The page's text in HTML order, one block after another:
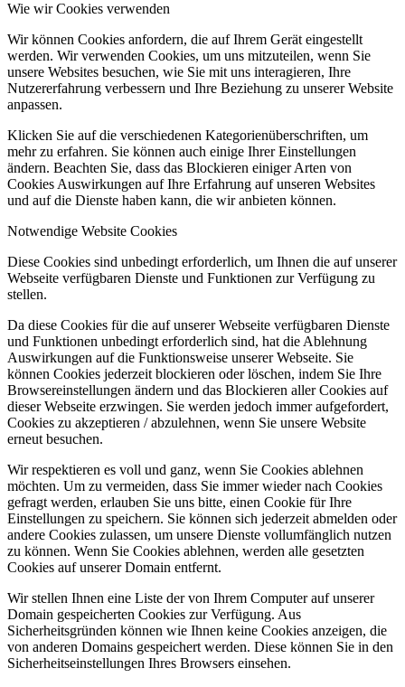
Wie wir Cookies verwenden
Wir können Cookies anfordern, die auf Ihrem Gerät eingestellt
werden. Wir verwenden Cookies, um uns mitzuteilen, wenn Sie
unsere Websites besuchen, wie Sie mit uns interagieren, Ihre
Nutzererfahrung verbessern und Ihre Beziehung zu unserer Website
anpassen.
Klicken Sie auf die verschiedenen Kategorienüberschriften, um
mehr zu erfahren. Sie können auch einige Ihrer Einstellungen
ändern. Beachten Sie, dass das Blockieren einiger Arten von
Cookies Auswirkungen auf Ihre Erfahrung auf unseren Websites
und auf die Dienste haben kann, die wir anbieten können.
Notwendige Website Cookies
Diese Cookies sind unbedingt erforderlich, um Ihnen die auf unserer
Webseite verfügbaren Dienste und Funktionen zur Verfügung zu
stellen.
Da diese Cookies für die auf unserer Webseite verfügbaren Dienste
und Funktionen unbedingt erforderlich sind, hat die Ablehnung
Auswirkungen auf die Funktionsweise unserer Webseite. Sie
können Cookies jederzeit blockieren oder löschen, indem Sie Ihre
Browsereinstellungen ändern und das Blockieren aller Cookies auf
dieser Webseite erzwingen. Sie werden jedoch immer aufgefordert,
Cookies zu akzeptieren / abzulehnen, wenn Sie unsere Website
erneut besuchen.
Wir respektieren es voll und ganz, wenn Sie Cookies ablehnen
möchten. Um zu vermeiden, dass Sie immer wieder nach Cookies
gefragt werden, erlauben Sie uns bitte, einen Cookie für Ihre
Einstellungen zu speichern. Sie können sich jederzeit abmelden oder
andere Cookies zulassen, um unsere Dienste vollumfänglich nutzen
zu können. Wenn Sie Cookies ablehnen, werden alle gesetzten
Cookies auf unserer Domain entfernt.
Wir stellen Ihnen eine Liste der von Ihrem Computer auf unserer
Domain gespeicherten Cookies zur Verfügung. Aus
Sicherheitsgründen können wie Ihnen keine Cookies anzeigen, die
von anderen Domains gespeichert werden. Diese können Sie in den
Sicherheitseinstellungen Ihres Browsers einsehen.